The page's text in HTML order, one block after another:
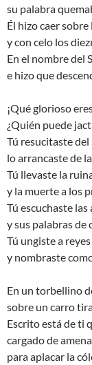
su palabra
Él hizo caer
y con celo los
En el nombre del
e hizo que
¡Qué glorioso
¿Quién puede
Tú resucitaste
lo arrancaste de
Tú llevaste la
y la muerte a los
Tú escuchaste las
y sus palabras de
Tú ungiste a
y nombraste
En un torbellino
sobre un carro
Escrito está de ti
cargado de
para aplacar la